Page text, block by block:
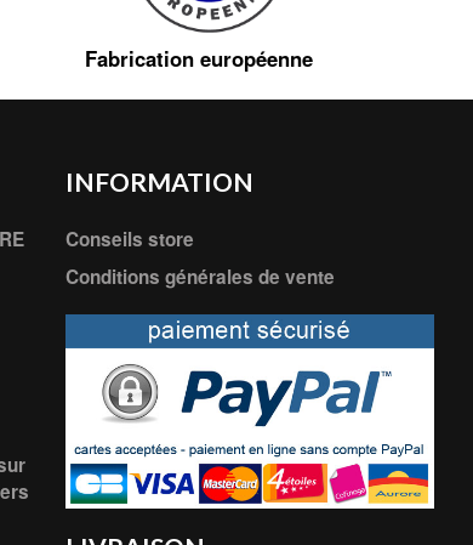
Fabrication européenne
INFORMATION
Conseils store
Conditions générales de vente